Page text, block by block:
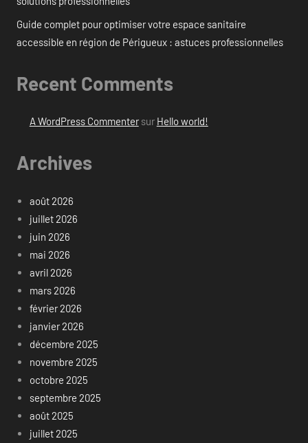
Guide complet pour optimiser votre espace sanitaire
accessible en région de Périgueux : astuces professionnelles
Recent Comments
A WordPress Commentersur Hello world!
Archives
août 2026
juillet 2026
juin 2026
mai 2026
avril 2026
mars 2026
février 2026
janvier 2026
décembre 2025
novembre 2025
octobre 2025
septembre 2025
août 2025
juillet 2025